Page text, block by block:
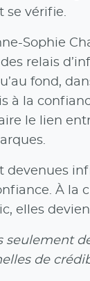
se vérifie.
Sophie
relais
fond,
à la
le lien
devenues
À la
elles
seulement
de